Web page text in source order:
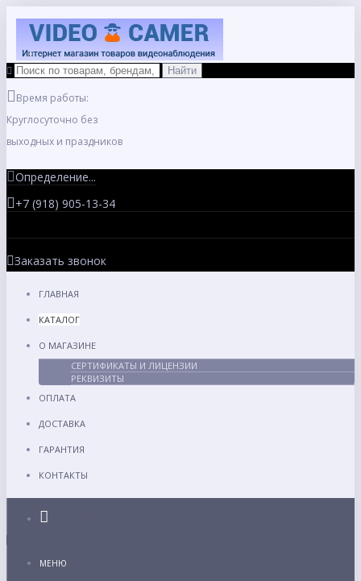
Время работы:
Круглосуточно без
выходных и праздников
Определение...
+7 (918) 905-13-34
Заказать звонок
ГЛАВНАЯ
КАТАЛОГ
О МАГАЗИНЕ
СЕРТИФИКАТЫ И ЛИЦЕНЗИИ
РЕКВИЗИТЫ
ОПЛАТА
ДОСТАВКА
ГАРАНТИЯ
КОНТАКТЫ
МЕНЮ